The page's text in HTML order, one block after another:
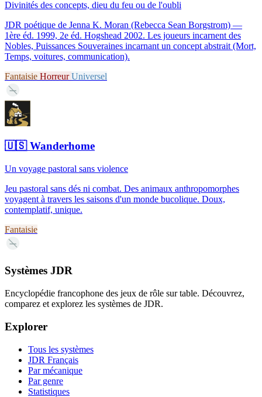
Divinités des concepts, dieu du feu ou de l'oubli
JDR poétique de Jenna K. Moran (Rebecca Sean Borgstrom) —
1ère éd. 1999, 2e éd. Hogshead 2002. Les joueurs incarnent des
Nobles, Puissances Souveraines incarnant un concept abstrait (Mort,
Temps, voitures, communication).
Fantaisie HorreurUniversel
—
🇺🇸Wanderhome
Un voyage pastoral sans violence
Jeu pastoral sans dés ni combat. Des animaux anthropomorphes
voyagent à travers les saisons d'un monde bucolique. Doux,
contemplatif, unique.
Fantaisie
—
Systèmes JDR
Encyclopédie francophone des jeux de rôle sur table. Découvrez,
comparez et explorez les systèmes de JDR.
Explorer
Tous les systèmes
JDR Français
Par mécanique
Par genre
Statistiques